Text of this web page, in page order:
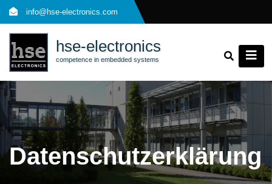
Skip
to
content
info@hse-electronics.com
hse-electronics
competence in embedded systems
Datenschutzerklärung